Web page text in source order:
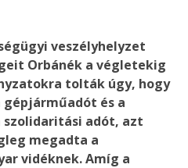
veszélyhelyzet
Orbánék a végletekig
tolták úgy, hogy
és a
szolidaritási adót, azt
megadta a
vidéknek. Amíg a